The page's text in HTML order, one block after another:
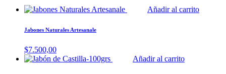
Añadir al carrito
Jabones Naturales Artesanale
$7.500,00
Añadir al carrito